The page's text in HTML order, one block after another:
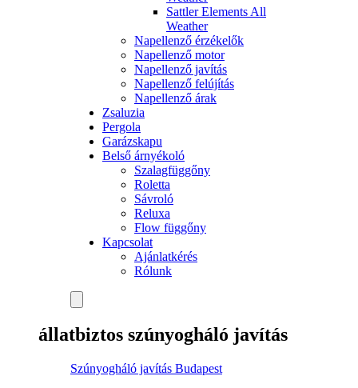
Sattler Elements All
Weather
Napellenző érzékelők
Napellenző motor
Napellenző javítás
Napellenző felújítás
Napellenző árak
Zsaluzia
Pergola
Garázskapu
Belső árnyékoló
Szalagfüggőny
Roletta
Sávroló
Reluxa
Flow függőny
Kapcsolat
Ajánlatkérés
Rólunk
állatbiztos szúnyogháló javítás
Szúnyogháló javítás Budapest